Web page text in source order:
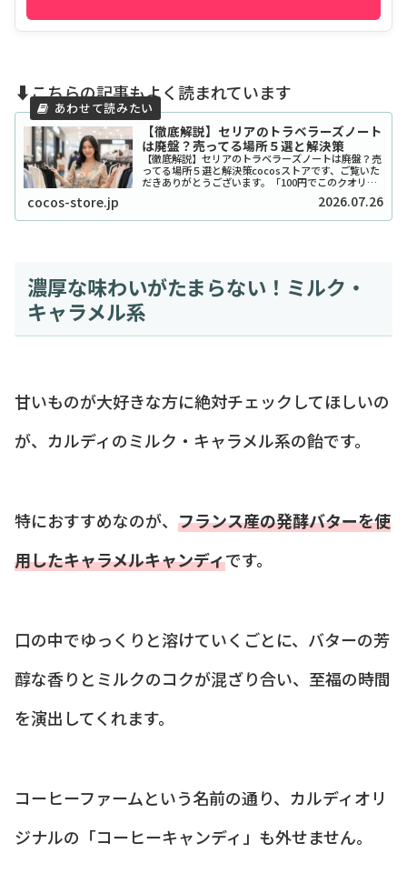
⬇️こちらの記事もよく読まれています
【徹底解説】セリアのトラベラーズノート
は廃盤？売ってる場所５選と解決策
【徹底解説】セリアのトラベラーズノートは廃盤？売
ってる場所５選と解決策cocosストアです、ご覧いた
だきありがとうございます。「100円でこのクオリテ
ベラーズノート風リフィルやカバーですが、...
cocos-store.jp 2026.07.26
濃厚な味わいがたまらない！ミルク・
キャラメル系
甘いものが大好きな方に絶対チェックしてほしいの
が、カルディのミルク・キャラメル系の飴です。
特におすすめなのが、 フランス産の発酵バターを使
用したキャラメルキャンディです。
口の中でゆっくりと溶けていくごとに、バターの芳
醇な香りとミルクのコクが混ざり合い、至福の時間
を演出してくれます。
コーヒーファームという名前の通り、カルディオリ
ジナルの「コーヒーキャンディ」も外せません。